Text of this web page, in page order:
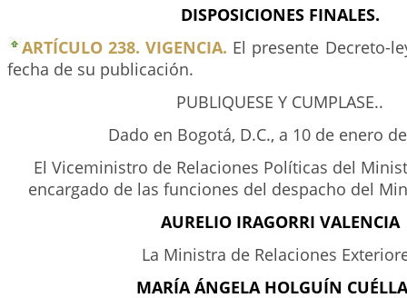
DISPOSICIONES FINALES.
ARTÍCULO 238. VIGENCIA. El presente Decreto-
fecha de su publicación.
PUBLIQUESE Y CUMPLASE..
Dado en Bogotá, D.C., a 10 de enero
El Viceministro de Relaciones Políticas del
encargado de las funciones del despacho del
AURELIO IRAGORRI VALENCIA
La Ministra de Relaciones
MARÍA ÁNGELA HOLGUÍN